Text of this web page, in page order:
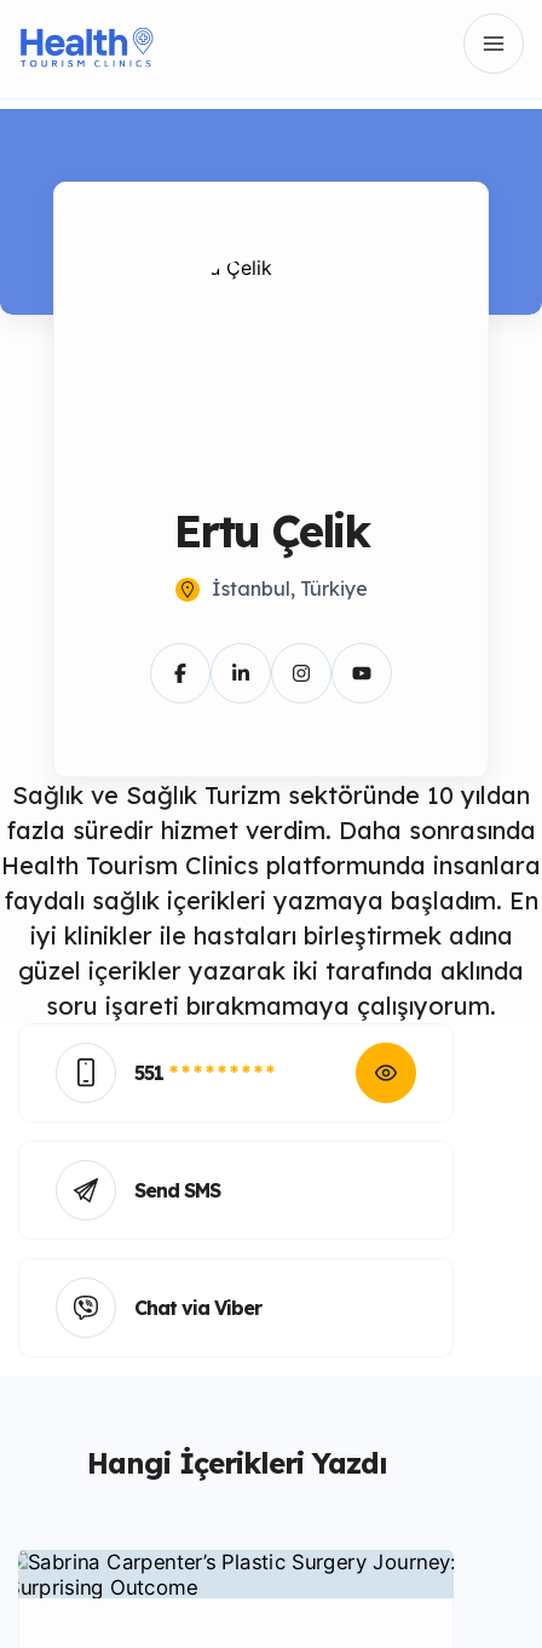
Ertu Çelik
İstanbul, Türkiye
Sağlık ve Sağlık Turizm sektöründe 10 yıldan
fazla süredir hizmet verdim. Daha sonrasında
Health Tourism Clinics platformunda insanlara
faydalı sağlık içerikleri yazmaya başladım. En
iyi klinikler ile hastaları birleştirmek adına
güzel içerikler yazarak iki tarafında aklında
soru işareti bırakmamaya çalışıyorum.
551 * * * * * * * * *
Send SMS
Chat via Viber
Hangi İçerikleri Yazdı